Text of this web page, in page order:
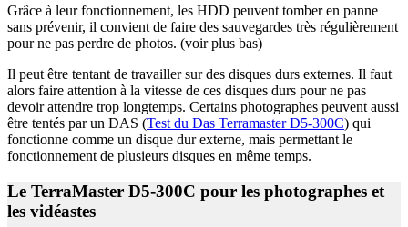
Grâce à leur fonctionnement, les HDD peuvent tomber en panne
sans prévenir, il convient de faire des sauvegardes très régulièrement
pour ne pas perdre de photos. (voir plus bas)
Il peut être tentant de travailler sur des disques durs externes. Il faut
alors faire attention à la vitesse de ces disques durs pour ne pas
devoir attendre trop longtemps. Certains photographes peuvent aussi
être tentés par un DAS (Test du Das Terramaster D5-300C) qui
fonctionne comme un disque dur externe, mais permettant le
fonctionnement de plusieurs disques en même temps.
Le TerraMaster D5-300C pour les photographes et
les vidéastes